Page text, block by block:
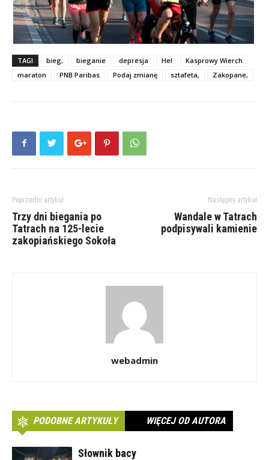
TAGI bieg, bieganie depresja Hel
Kasprowy Wierch
maraton
PNB Paribas Podaj zmianę sztafeta, Zakopane,
Poprzedni artykuł
Trzy dni biegania po
Tatrach na 125-lecie
zakopiańskiego Sokoła
Następny artykuł
Wandale w Tatrach
podpisywali kamienie
webadmin
PODOBNE ARTYKUŁY WIĘCEJ OD AUTORA
Słownik bacy